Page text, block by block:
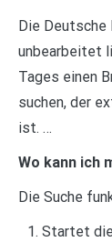
Die
unbearbeitet
Tages einen
suchen, der
ist. …
Wo kann ich
Die Suche
Startet